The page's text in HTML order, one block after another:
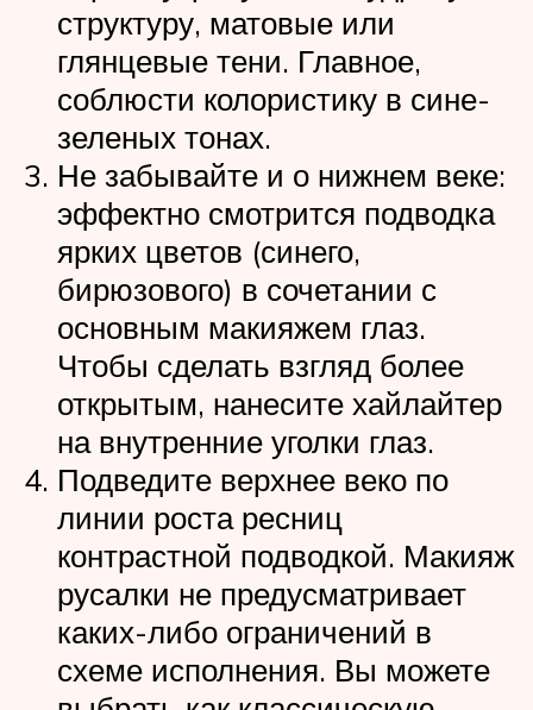
структуру, матовые или
глянцевые тени. Главное,
соблюсти колористику в сине-
зеленых тонах.
Не забывайте и о нижнем веке:
эффектно смотрится подводка
ярких цветов (синего,
бирюзового) в сочетании с
основным макияжем глаз.
Чтобы сделать взгляд более
открытым, нанесите хайлайтер
на внутренние уголки глаз.
Подведите верхнее веко по
линии роста ресниц
контрастной подводкой. Макияж
русалки не предусматривает
каких-либо ограничений в
схеме исполнения. Вы можете